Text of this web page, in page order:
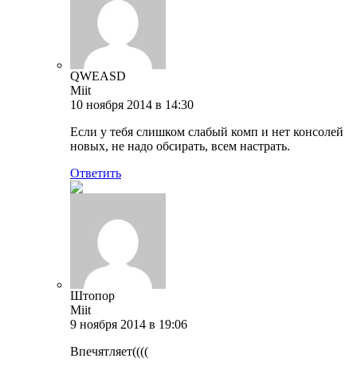
QWEASD
Miit
10 ноября 2014 в 14:30
Если у тебя слишком слабый комп и нет консолей
новых, не надо обсирать, всем настрать.
Ответить
Штопор
Miit
9 ноября 2014 в 19:06
Впечятляет((((